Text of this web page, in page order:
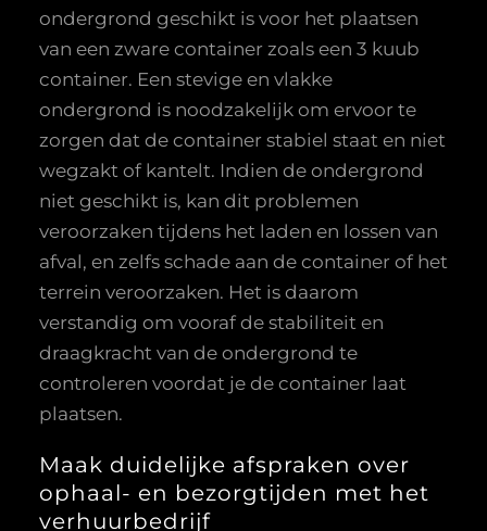
ondergrond geschikt is voor het plaatsen
van een zware container zoals een 3 kuub
container. Een stevige en vlakke
ondergrond is noodzakelijk om ervoor te
zorgen dat de container stabiel staat en niet
wegzakt of kantelt. Indien de ondergrond
niet geschikt is, kan dit problemen
veroorzaken tijdens het laden en lossen van
afval, en zelfs schade aan de container of het
terrein veroorzaken. Het is daarom
verstandig om vooraf de stabiliteit en
draagkracht van de ondergrond te
controleren voordat je de container laat
plaatsen.
Maak duidelijke afspraken over
ophaal- en bezorgtijden met het
verhuurbedrijf